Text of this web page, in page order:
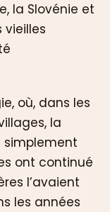
la Slovénie et
vieilles
où, dans les
la
simplement
ont continué
l’avaient
les années